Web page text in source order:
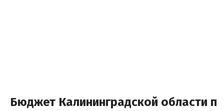
Бюджет Калининградской области